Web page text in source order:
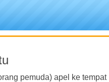
pemuda) apel ke tempat